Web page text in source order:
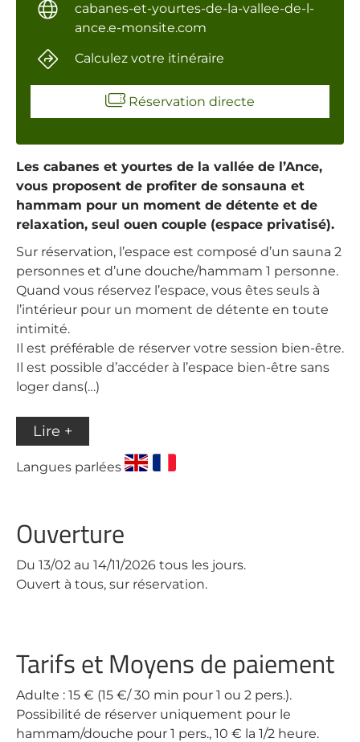
Les cabanes et yourtes de la vallée de l’Ance,
vous proposent de profiter de sonsauna et
hammam pour un moment de détente et de
relaxation, seul ouen couple (espace privatisé).
Sur réservation, l’espace est composé d’un sauna 2
personnes et d’une douche/hammam 1 personne.
Quand vous réservez l’espace, vous êtes seuls à
l’intérieur pour un moment de détente en toute
intimité.
Il est préférable de réserver votre session bien-être.
Il est possible d’accéder à l’espace bien-être sans
loger dans(…)
Lire +
Langues parlées
Ouverture
Du 13/02 au 14/11/2026 tous les jours.
Ouvert à tous, sur réservation.
Tarifs et Moyens de paiement
Adulte : 15 € (15 €/ 30 min pour 1 ou 2 pers.).
Possibilité de réserver uniquement pour le
hammam/douche pour 1 pers., 10 € la 1/2 heure.
cabanes-et-yourtes-de-la-vallee-de-l-
ance.e-monsite.com
Calculez votre itinéraire
Réservation directe